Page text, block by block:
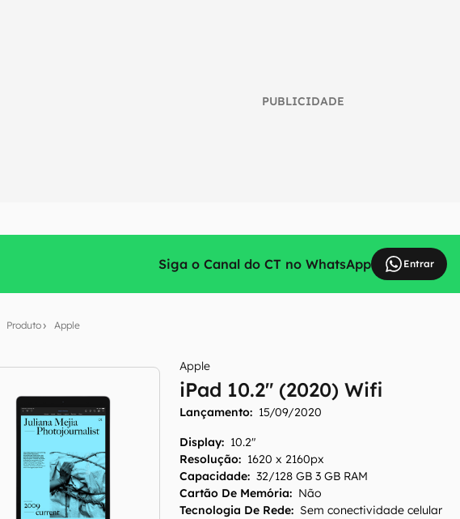
PUBLICIDADE
Siga o Canal do CT no WhatsApp Entrar
Produto Apple
Apple
iPad 10.2" (2020) Wifi
Lançamento: 15/09/2020
Display: 10.2"
Resolução: 1620 x 2160px
Capacidade: 32/128 GB 3 GB RAM
Cartão De Memória: Não
Tecnologia De Rede: Sem conectividade celular